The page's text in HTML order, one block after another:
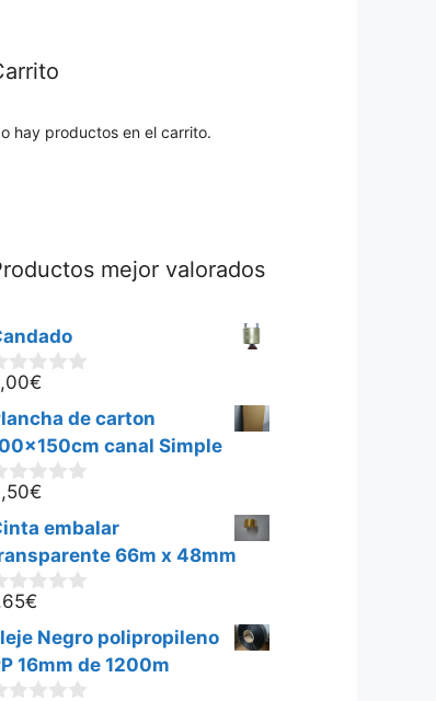
hay productos en el carrito.
mejor valorados
€
de carton
canal Simple
€
embalar
66m x 48mm
€
Negro polipropileno
16mm de 1200m